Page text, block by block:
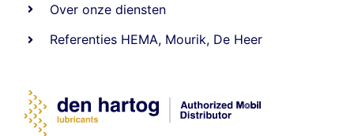
Over onze diensten
Referenties HEMA, Mourik, De Heer